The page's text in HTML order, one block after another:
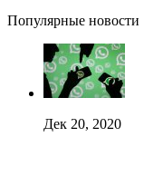
Популярные новости
Дек 20, 2020